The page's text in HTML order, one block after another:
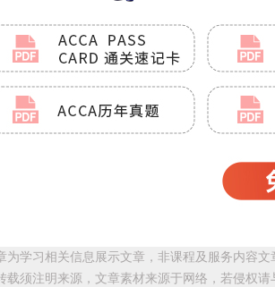
为学习相关信息展示文章，非课程及服务内容文
载须注明来源，文章素材来源于网络，若侵权请